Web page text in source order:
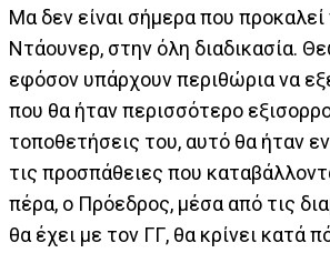
Μα δεν είναι σήμερα που
Ντάουνερ, στην όλη διαδικασία.
εφόσον υπάρχουν περιθώρια να
που θα ήταν περισσότερο
τοποθετήσεις του, αυτό θα ήταν
τις προσπάθειες που
πέρα, ο Πρόεδρος, μέσα από τις
θα έχει με τον ΓΓ, θα κρίνει κατά